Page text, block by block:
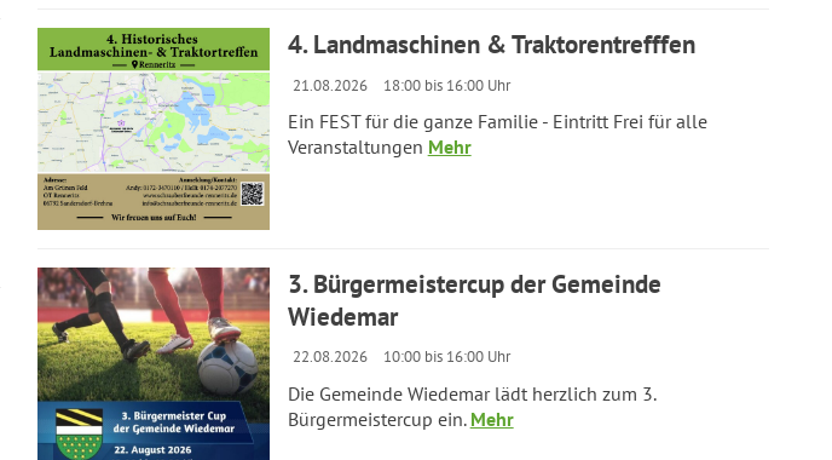
4. Landmaschinen & Traktorentrefffen
21.08.2026 18:00 bis 16:00 Uhr
Ein FEST für die ganze Familie - Eintritt Frei für alle
Veranstaltungen Mehr
3. Bürgermeistercup der Gemeinde
Wiedemar
22.08.2026 10:00 bis 16:00 Uhr
Die Gemeinde Wiedemar lädt herzlich zum 3.
Bürgermeistercup ein. Mehr